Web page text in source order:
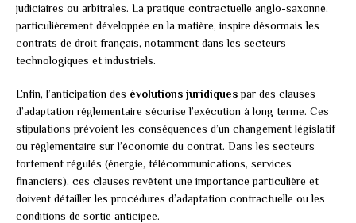
judiciaires ou arbitrales. La pratique contractuelle anglo-saxonne,
particulièrement développée en la matière, inspire désormais les
contrats de droit français, notamment dans les secteurs
technologiques et industriels.
Enfin, l’anticipation des évolutions juridiquespar des clauses
d’adaptation réglementaire sécurise l’exécution à long terme. Ces
stipulations prévoient les conséquences d’un changement législatif
ou réglementaire sur l’économie du contrat. Dans les secteurs
fortement régulés (énergie, télécommunications, services
financiers), ces clauses revêtent une importance particulière et
doivent détailler les procédures d’adaptation contractuelle ou les
conditions de sortie anticipée.